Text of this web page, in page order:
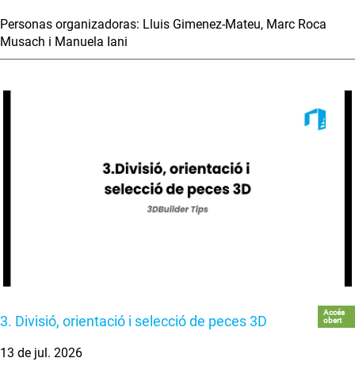
Personas organizadoras: Lluis Gimenez-Mateu, Marc Roca
Musach i Manuela Iani
3. Divisió, orientació i selecció de peces 3D
Accés
obert
13 de jul. 2026